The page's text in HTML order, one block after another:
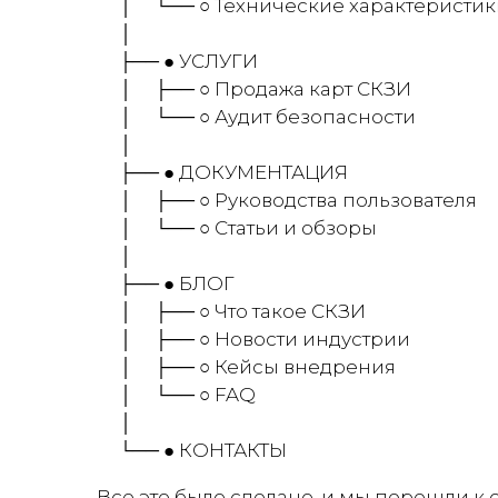
│ └── ○ Технические
├── ● УСЛУГИ
│ ├── ○ Продажа карт СКЗИ
│ └── ○ Аудит безопасности
├── ● ДОКУМЕНТАЦИЯ
│ ├── ○ Руководства пользователя
│ └── ○ Статьи и обзоры
├── ● БЛОГ
│ ├── ○ Что такое СКЗИ
│ ├── ○ Новости индустрии
│ ├── ○ Кейсы внедрения
│ └── ○ FAQ
└── ● КОНТАКТЫ